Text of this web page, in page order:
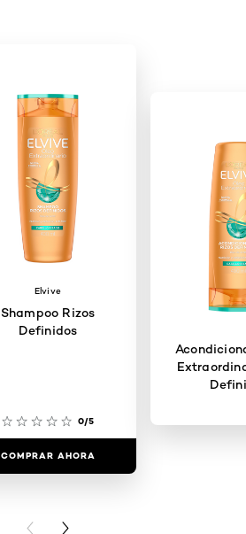
Elvive
Shampoo Rizos
Definidos
0/5
COMPRAR AHORA
PREVIOUS CARD
NEXT CARD